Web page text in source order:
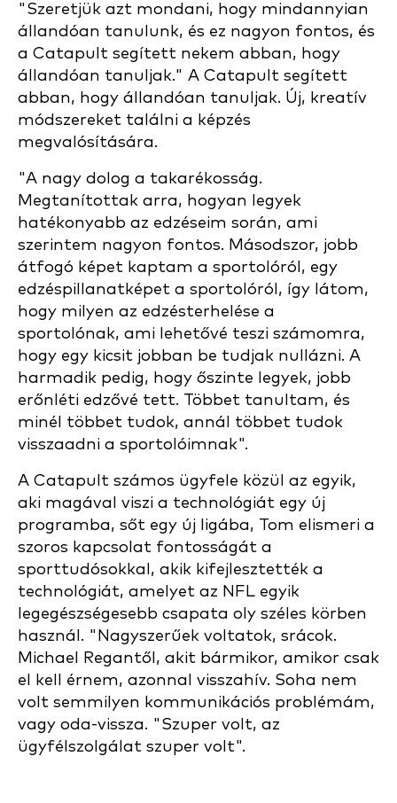
"Szeretjük azt mondani, hogy mindannyian
állandóan tanulunk, és ez nagyon fontos, és
a Catapult segített nekem abban, hogy
állandóan tanuljak." A Catapult segített
abban, hogy állandóan tanuljak. Új, kreatív
módszereket találni a képzés
megvalósítására.
"A nagy dolog a takarékosság.
Megtanítottak arra, hogyan legyek
hatékonyabb az edzéseim során, ami
szerintem nagyon fontos. Másodszor, jobb
átfogó képet kaptam a sportolóról, egy
edzéspillanatképet a sportolóról, így látom,
hogy milyen az edzésterhelése a
sportolónak, ami lehetővé teszi számomra,
hogy egy kicsit jobban be tudjak nullázni. A
harmadik pedig, hogy őszinte legyek, jobb
erőnléti edzővé tett. Többet tanultam, és
minél többet tudok, annál többet tudok
visszaadni a sportolóimnak".
A Catapult számos ügyfele közül az egyik,
aki magával viszi a technológiát egy új
programba, sőt egy új ligába, Tom elismeri a
szoros kapcsolat fontosságát a
sporttudósokkal, akik kifejlesztették a
technológiát, amelyet az NFL egyik
legegészségesebb csapata oly széles körben
használ. "Nagyszerűek voltatok, srácok.
Michael Regantől, akit bármikor, amikor csak
el kell érnem, azonnal visszahív. Soha nem
volt semmilyen kommunikációs problémám,
vagy oda-vissza. "Szuper volt, az
ügyfélszolgálat szuper volt".